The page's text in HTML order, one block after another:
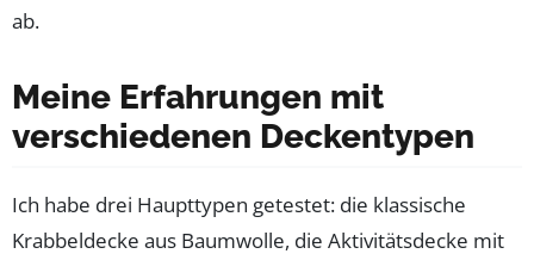
ab.
Meine Erfahrungen mit
verschiedenen Deckentypen
Ich habe drei Haupttypen getestet: die klassische
Krabbeldecke aus Baumwolle, die Aktivitätsdecke mit